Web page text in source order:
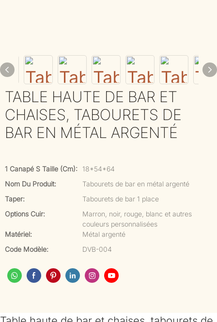
TABLE HAUTE DE BAR ET
CHAISES, TABOURETS DE
BAR EN MÉTAL ARGENTÉ
1 Canapé S Taille (cm):
18*54*64
Nom Du Produit:
Tabourets de bar en métal argenté
Taper:
Tabourets de bar 1 place
Options Cuir:
Marron, noir, rouge, blanc et autres
couleurs personnalisées
Matériel:
Métal argenté
Code Modèle:
DVB-004